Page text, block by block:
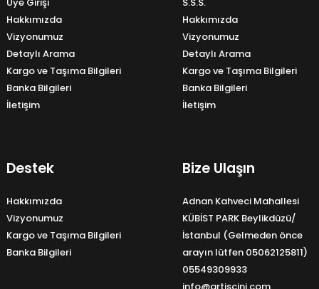
Hakkımızda
Vizyonumuz
Detaylı Arama
Kargo ve Taşıma Bilgileri
Banka Bilgileri
İletişim
Hakkımızda
Vizyonumuz
Detaylı Arama
Kargo ve Taşıma Bilgileri
Banka Bilgileri
İletişim
Destek
Hakkımızda
Vizyonumuz
Kargo ve Taşıma Bilgileri
Banka Bilgileri
Bize Ulaşın
Adnan Kahveci Mahallesi
KÜBİST PARK Beylikdüzü/
İstanbul (Gelmeden önce
arayın lütfen 05062125811)
05549309933